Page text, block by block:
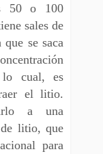
50 o 100
sales de
se saca
cual, es
el litio.
a una
litio, que
para